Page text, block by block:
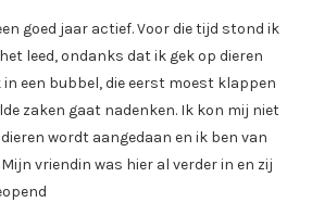
goed jaar actief. Voor die tijd stond ik
leed, ondanks dat ik gek op dieren
in een bubbel, die eerst moest klappen
zaken gaat nadenken. Ik kon mij niet
wordt aangedaan en ik ben van
vriendin was hier al verder in en zij